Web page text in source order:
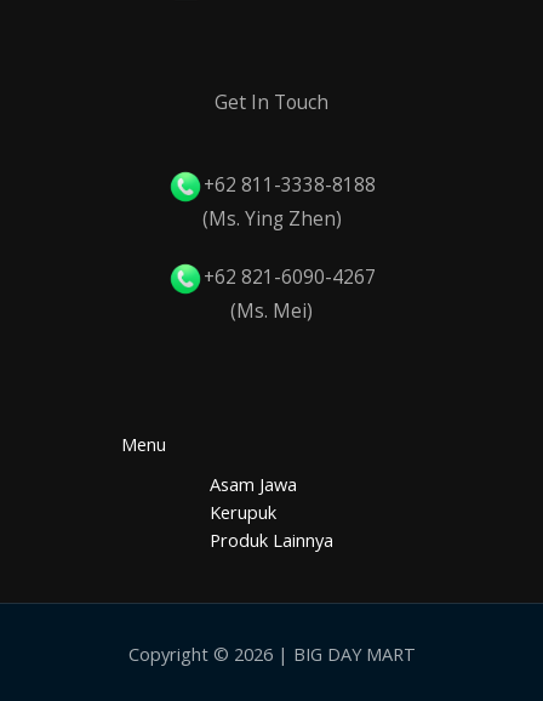
Get In Touch
+62 811-3338-8188
(Ms. Ying Zhen)
+62 821-6090-4267
(Ms. Mei)
Menu
Asam Jawa
Kerupuk
Produk Lainnya
Copyright © 2026 | BIG DAY MART